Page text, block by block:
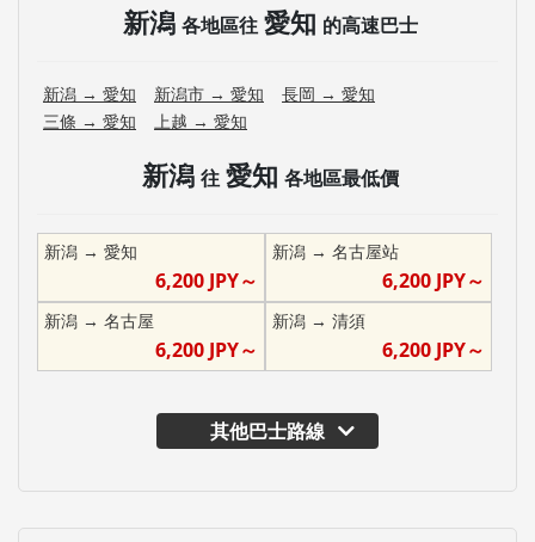
新潟 各地區往 愛知 的高速巴士
新潟 → 愛知 新潟市 → 愛知 長岡 → 愛知
三條 → 愛知 上越 → 愛知
新潟 往 愛知 各地區最低價
新潟 → 愛知
6,200JPY～
新潟→ 名古屋站
6,200 JPY～
新潟 → 名古屋
6,200JPY～
新潟→ 清須
6,200 JPY～
其他巴士路線